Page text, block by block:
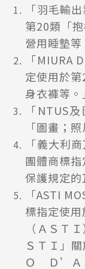
「羽毛輸
第20類「
營用睡墊等
「MIURA
定使用於
身衣褲等。
「NTUS
「圖畫；
「義大利
團體商標
保護規定的
「ASTI
標指定使
（ＡＳＴ
ＳＴＩ」
Ｏ Ｄ’Ａ